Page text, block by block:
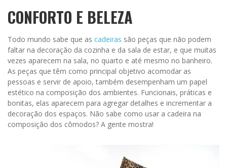
CONFORTO E BELEZA
Todo mundo sabe que as cadeiras são peças que não podem
faltar na decoração da cozinha e da sala de estar, e que muitas
vezes aparecem na sala, no quarto e até mesmo no banheiro.
As peças que têm como principal objetivo acomodar as
pessoas e servir de apoio, também desempenham um papel
estético na composição dos ambientes. Funcionais, práticas e
bonitas, elas aparecem para agregar detalhes e incrementar a
decoração dos espaços. Não sabe como usar a cadeira na
composição dos cômodos? A gente mostra!